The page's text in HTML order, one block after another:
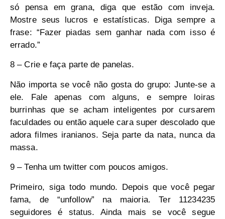
só pensa em grana, diga que estão com inveja.
Mostre seus lucros e estatísticas. Diga sempre a
frase: “Fazer piadas sem ganhar nada com isso é
errado.”
8 – Crie e faça parte de panelas.
Não importa se você não gosta do grupo: Junte-se a
ele. Fale apenas com alguns, e sempre loiras
burrinhas que se acham inteligentes por cursarem
faculdades ou então aquele cara super descolado que
adora filmes iranianos. Seja parte da nata, nunca da
massa.
9 – Tenha um twitter com poucos amigos.
Primeiro, siga todo mundo. Depois que você pegar
fama, de “unfollow” na maioria. Ter 11234235
seguidores é status. Ainda mais se você segue